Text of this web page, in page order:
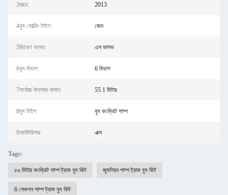
3বছর: 2013
4বুম ফোল্ডিং টাইপ: জেড
5বিতরণ ভালভ: এস ভালভ
6বুম বিভাগ: 6 বিভাগ
7সর্বোচ্চ উল্লম্ব নাগাল: 55.1 মিটার
8বুম টাইপ: বুম কংক্রিট পাম্প
9আউটরিগার: এক্স
Tags:
৫৬ মিটার কংক্রিট পাম্প ট্রাক বুম কিট জুমলিয়ন পাম্প ট্রাক বুম কিট
6 সেকশন পাম্প ট্রাক বুম কিট